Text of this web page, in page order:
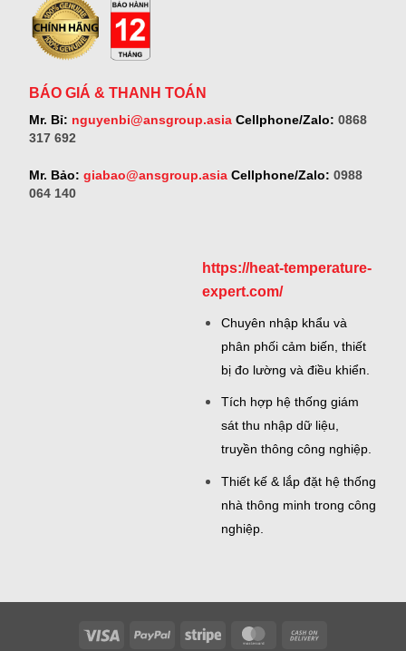
BÁO GIÁ & THANH TOÁN
Mr. Bỉ: nguyenbi@ansgroup.asiaCellphone/Zalo: 0868
317 692
Mr. Bảo: giabao@ansgroup.asiaCellphone/Zalo: 0988
064 140
https://heat-temperature-
expert.com/
Chuyên nhập khẩu và
phân phối cảm biến, thiết
bị đo lường và điều khiển.
Tích hợp hệ thống giám
sát thu nhập dữ liệu,
truyền thông công nghiệp.
Thiết kế & lắp đặt hệ thống
nhà thông minh trong công
nghiệp.
Visa PayPal Stripe MasterCard